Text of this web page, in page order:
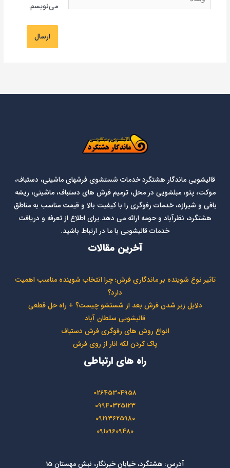
می‌نویسم.
قالیشویی ماندگار هشتگرد خدمات شستشوی فرشهای ماشینی، دستباف،
موکت، پتو، مبلشویی در محل، ترمیم فرش های دستباف، ماشینی، ریشه
بافی و شیرازه، خدمات رفوگری را با کیفیت بالا و قیمت مناسب به مناطق
هشتگرد، نظرآباد و حومه ارائه می دهد.برای اطلاع از تعرفه و دریافت
خدمات قالیشویی با ما در ارتباط باشید.
آخرین مقالات
تاثیر نوع شوینده بر ماندگاری فرش؛ چرا انتخاب شوینده مناسب اهمیت
دارد؟
دلایل زبر شدن فرش بعد از شستشو چیست؟ + راه حل قطعی
قالیشویی سلطان آباد
انواع روش های رفوگری فرش دستباف
پاک کردن لکه انار از روی فرش
راه های ارتباطی
02645304958
09940325123
09193625980
09109609480
آدرس: هشتگرد، خیابان خبرنگار، نبش مهستان 15